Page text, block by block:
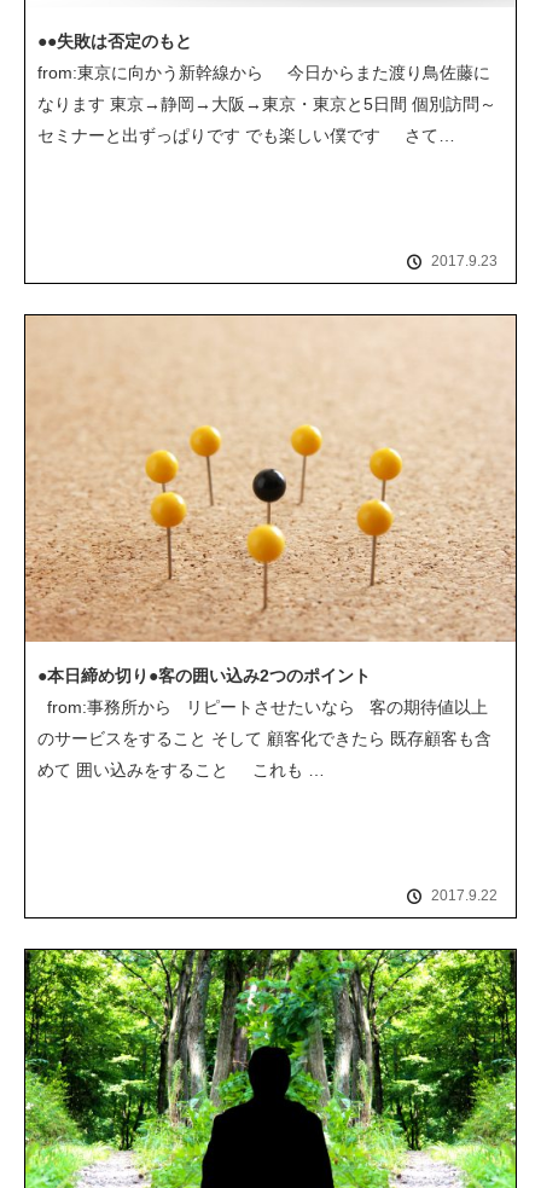
●●失敗は否定のもと
from:東京に向かう新幹線から 今日からまた渡り鳥佐藤に
なります 東京→静岡→大阪→東京・東京と5日間 個別訪問～
セミナーと出ずっぱりです でも楽しい僕です さて…
2017.9.23
●本日締め切り●客の囲い込み2つのポイント
from:事務所から リピートさせたいなら 客の期待値以上
のサービスをすること そして 顧客化できたら 既存顧客も含
めて 囲い込みをすること これも …
2017.9.22